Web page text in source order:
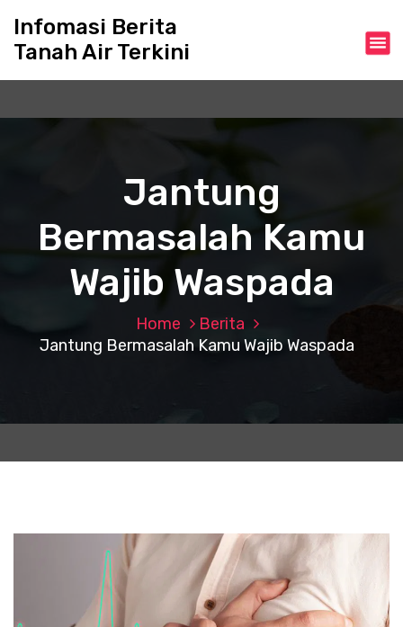
Infomasi Berita
Tanah Air Terkini
Jantung
Bermasalah Kamu
Wajib Waspada
Home
Berita
Jantung Bermasalah Kamu Wajib Waspada